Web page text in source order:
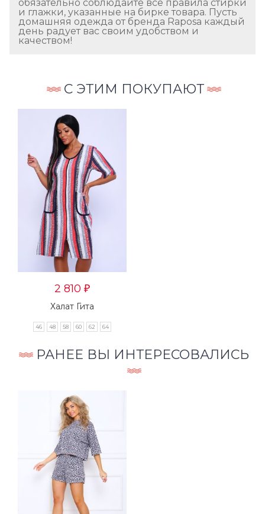
обязательно соблюдайте все правила стирки
и глажки, указанные на бирке товара. Пусть
домашняя одежда от бренда Raposa каждый
день радует вас своим удобством и
качеством!
С ЭТИМ ПОКУПАЮТ
2 810 ₽
Халат Гита
46 48 58 60 62 64
РАНЕЕ ВЫ ИНТЕРЕСОВАЛИСЬ